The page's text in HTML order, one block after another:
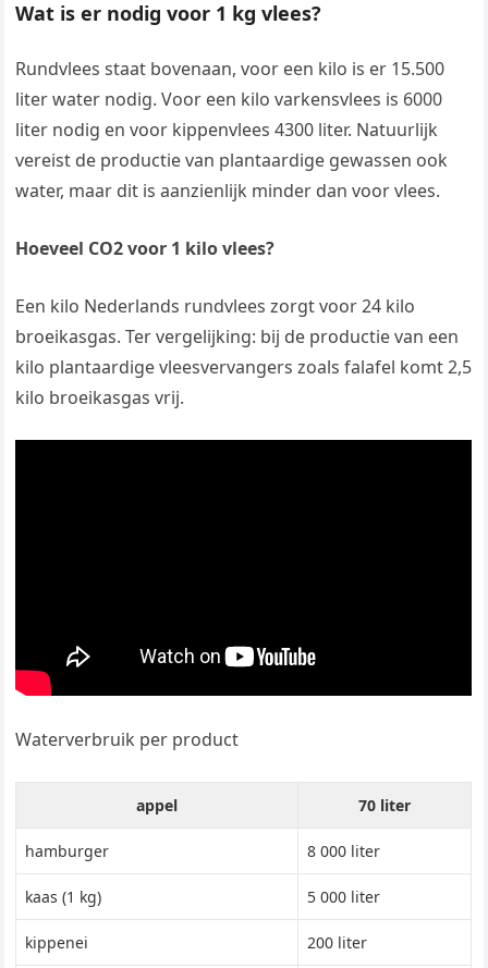
Wat is er nodig voor 1 kg vlees?
Rundvlees staat bovenaan, voor een kilo is er 15.500
liter water nodig. Voor een kilo varkensvlees is 6000
liter nodig en voor kippenvlees 4300 liter. Natuurlijk
vereist de productie van plantaardige gewassen ook
water, maar dit is aanzienlijk minder dan voor vlees.
Hoeveel CO2 voor 1 kilo vlees?
Een kilo Nederlands rundvlees zorgt voor 24 kilo
broeikasgas. Ter vergelijking: bij de productie van een
kilo plantaardige vleesvervangers zoals falafel komt 2,5
kilo broeikasgas vrij.
Waterverbruik per product
appel 70 liter
hamburger 8 000 liter
kaas (1 kg) 5 000 liter
kippenei 200 liter